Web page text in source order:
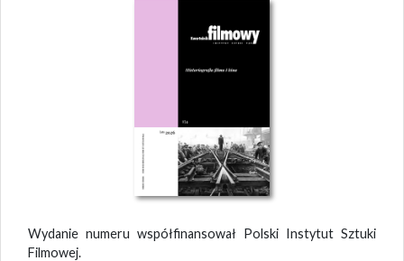
Wydanie numeru współfinansował Polski Instytut Sztuki
Filmowej.